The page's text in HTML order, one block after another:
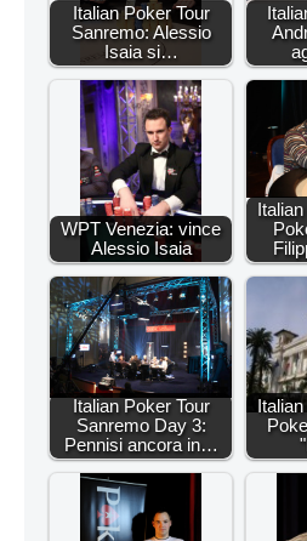
Italian Poker Tour
Sanremo: Alessio
Isaia si…
WPT Venezia: vince
Alessio Isaia
Italian Poker Tour
Sanremo Day 3:
Pennisi ancora in…